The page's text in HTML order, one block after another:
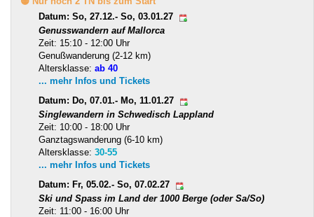
Datum: So, 27.12.- So, 03.01.27
Genusswandern auf Mallorca
Zeit: 15:10 - 12:00 Uhr
Genußwanderung (2-12 km)
Altersklasse: ab 40
... mehr Infos und Tickets
Datum: Do, 07.01.- Mo, 11.01.27
Singlewandern in Schwedisch Lappland
Zeit: 10:00 - 18:00 Uhr
Ganztagswanderung (6-10 km)
Altersklasse: 30-55
... mehr Infos und Tickets
Datum: Fr, 05.02.- So, 07.02.27
Ski und Spass im Land der 1000 Berge (oder Sa/So)
Zeit: 11:00 - 16:00 Uhr